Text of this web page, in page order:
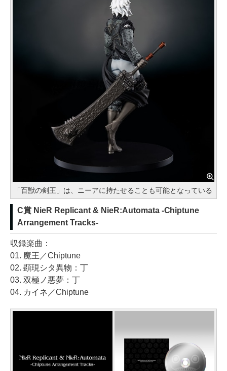
「百獣の剣王」は、ニーアに持たせることも可能となっている
C賞 NieR Replicant & NieR:Automata -Chiptune
Arrangement Tracks-
収録楽曲：
01. 魔王／Chiptune
02. 顕現シタ異物：丁
03. 双極ノ悪夢：丁
04. カイネ／Chiptune